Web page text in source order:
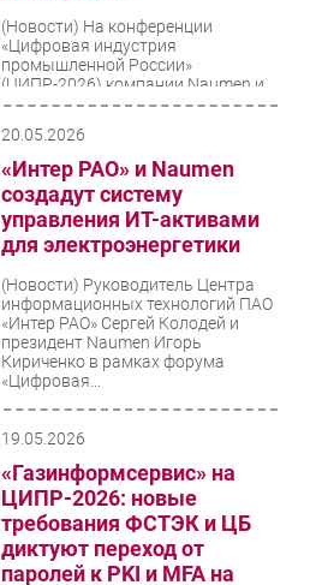
(Новости) На конференции
«Цифровая индустрия
промышленной России»
(ЦИПР-2026) компании Naumen и
Nexign подписали соглашение о
20.05.2026
«Интер РАО» и Naumen
создадут систему
управления ИТ-активами
для электроэнергетики
(Новости) Руководитель Центра
информационных технологий ПАО
«Интер РАО» Сергей Колодей и
президент Naumen Игорь
Кириченко в рамках форума
«Цифровая...
19.05.2026
«Газинформсервис» на
ЦИПР-2026: новые
требования ФСТЭК и ЦБ
диктуют переход от
паролей к PKI и MFA на